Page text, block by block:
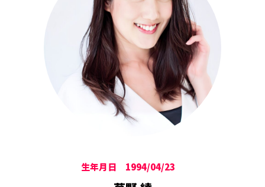
生年月日 1994/04/23